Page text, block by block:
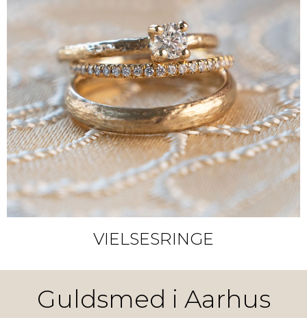
VIELSESRINGE
Guldsmed i Aarhus